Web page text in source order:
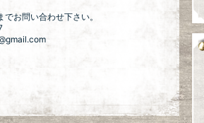
お問い合わせ下さい。